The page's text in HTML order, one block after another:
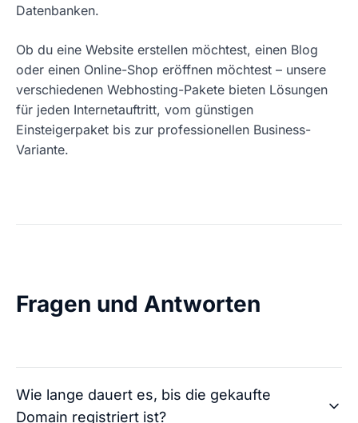
Datenbanken.
Ob du eine Website erstellen möchtest, einen Blog
oder einen Online-Shop eröffnen möchtest – unsere
verschiedenen Webhosting-Pakete bieten Lösungen
für jeden Internetauftritt, vom günstigen
Einsteigerpaket bis zur professionellen Business-
Variante.
Fragen und Antworten
Wie lange dauert es, bis die gekaufte
Domain registriert ist?